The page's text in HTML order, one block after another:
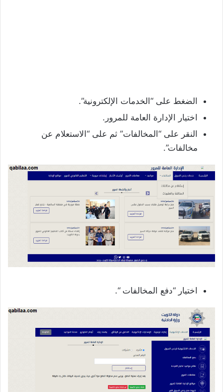
الضغط على “الخدمات الإلكترونية”.
اختيار الإدارة العامة للمرور.
النقر على “المخالفات” ثم على “الاستعلام عن
مخالفات”.
اختيار “دفع المخالفات “.